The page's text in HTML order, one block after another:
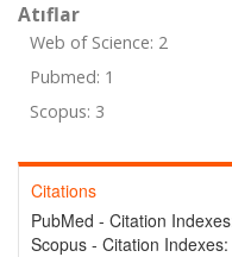
Atıflar
Web of Science: 2
Pubmed: 1
Scopus: 3
Citations
PubMed - Citation
Scopus - Citation Indexes: